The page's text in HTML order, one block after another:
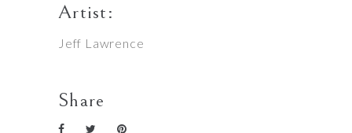
Artist:
Jeff Lawrence
Share